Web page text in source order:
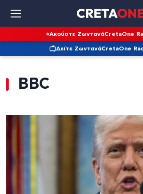
Ακούστε ΖωντανάCretaOne
Δείτε ΖωντανάCretaOne
BBC